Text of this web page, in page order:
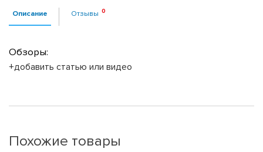
Описание Отзывы
Обзоры:
+добавить статью или видео
Похожие товары